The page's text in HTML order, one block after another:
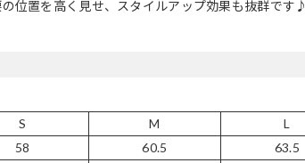
位置を高く見せ、スタイルアップ効果も抜群です♪
S
M
L
58 60.5
63.5